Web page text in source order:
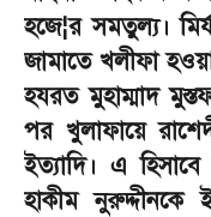
হজে¦র সমতুল্য।
জামাতে খলীফা
হযরত মুহাম্মাদ
পর খুলাফায়ে
ইত্যাদি। এ
হাকীম